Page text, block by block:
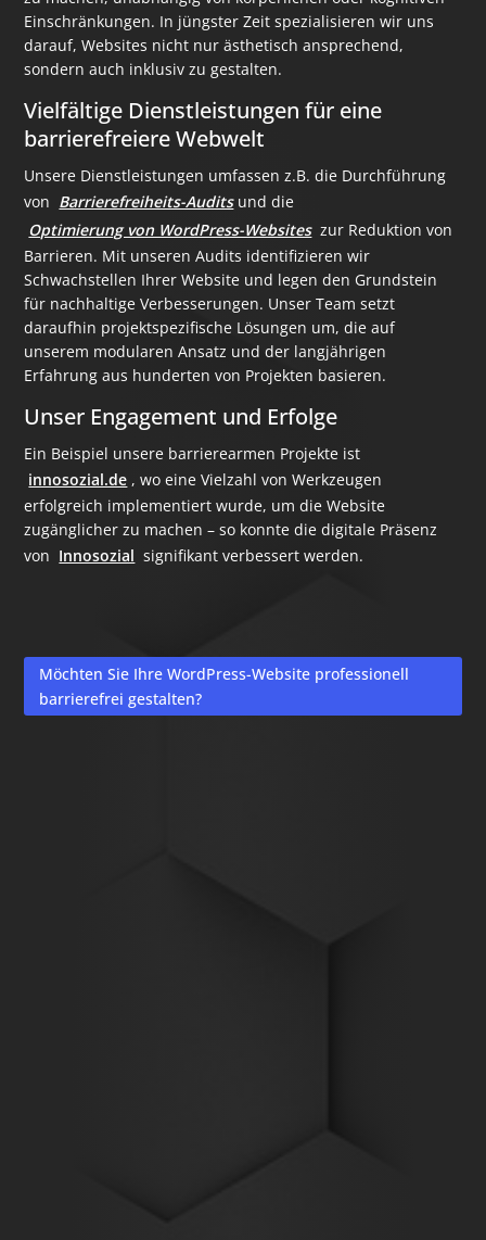
Einschränkungen. In jüngster Zeit spezialisieren wir uns
darauf, Websites nicht nur ästhetisch ansprechend,
sondern auch inklusiv zu gestalten.
Vielfältige Dienstleistungen für eine
barrierefreiere Webwelt
Unsere Dienstleistungen umfassen z.B. die Durchführung
von Barrierefreiheits-Audits und die
Optimierung von WordPress-Websites zur Reduktion von
Barrieren. Mit unseren Audits identifizieren wir
Schwachstellen Ihrer Website und legen den Grundstein
für nachhaltige Verbesserungen. Unser Team setzt
daraufhin projektspezifische Lösungen um, die auf
unserem modularen Ansatz und der langjährigen
Erfahrung aus hunderten von Projekten basieren.
Unser Engagement und Erfolge
Ein Beispiel unsere barrierearmen Projekte ist
innosozial.de , wo eine Vielzahl von Werkzeugen
erfolgreich implementiert wurde, um die Website
zugänglicher zu machen – so konnte die digitale Präsenz
von Innosozial signifikant verbessert werden.
Möchten Sie Ihre WordPress-Website professionell
barrierefrei gestalten?